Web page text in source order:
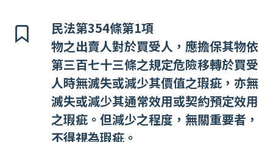
民法第354條第1項
物之出賣人對於買受人，應擔保其物依
第三百七十三條之規定危險移轉於買受
人時無滅失或減少其價值之瑕疵，亦無
滅失或減少其通常效用或契約預定效用
之瑕疵。但減少之程度，無關重要者，
不得視為瑕疵。